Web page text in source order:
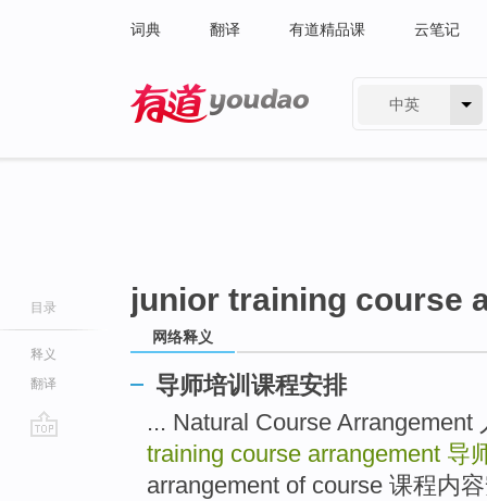
词典 翻译 有道精品课 云笔记
中英
目录
释义
翻译
junior training course
网络释义
导师培训课程安排
... Natural Course
training course arrangement 导
arrangement of course 课程内